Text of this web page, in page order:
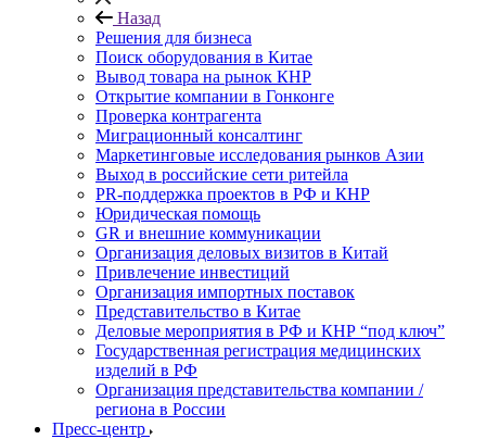
Назад
Решения для бизнеса
Поиск оборудования в Китае
Вывод товара на рынок КНР
Открытие компании в Гонконге
Проверка контрагента
Миграционный консалтинг
Маркетинговые исследования рынков Азии
Выход в российские сети ритейла
PR-поддержка проектов в РФ и КНР
Юридическая помощь
GR и внешние коммуникации
Организация деловых визитов в Китай
Привлечение инвестиций
Организация импортных поставок
Представительство в Китае
Деловые мероприятия в РФ и КНР “под ключ”
Государственная регистрация медицинских
изделий в РФ
Организация представительства компании /
региона в России
Пресс-центр